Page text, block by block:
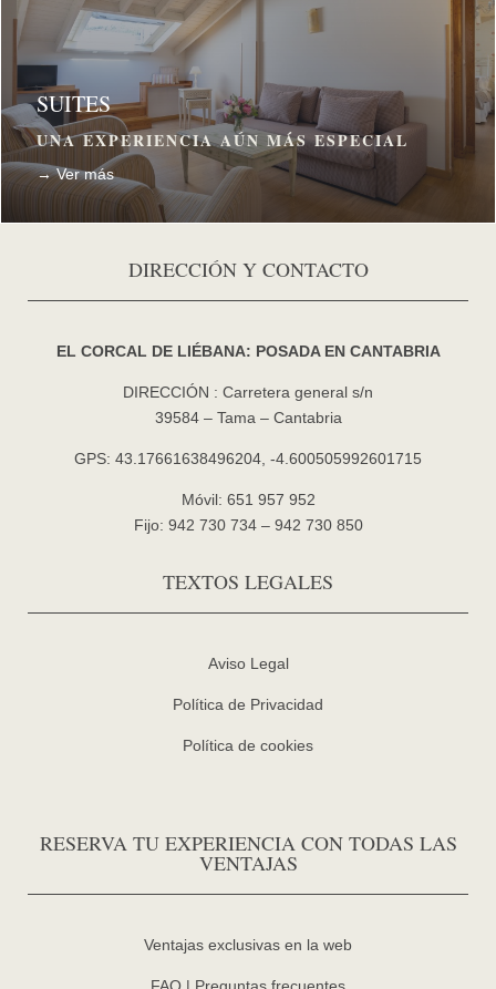
SUITES
UNA EXPERIENCIA AÚN MÁS ESPECIAL
→ Ver más
DIRECCIÓN Y CONTACTO
EL CORCAL DE LIÉBANA: POSADA EN CANTABRIA
DIRECCIÓN : Carretera general s/n
39584 – Tama – Cantabria
GPS: 43.17661638496204, -4.600505992601715
Móvil: 651 957 952
Fijo: 942 730 734 – 942 730 850
TEXTOS LEGALES
Aviso Legal
Política de Privacidad
Política de cookies
RESERVA TU EXPERIENCIA CON TODAS LAS
VENTAJAS
Ventajas exclusivas en la web